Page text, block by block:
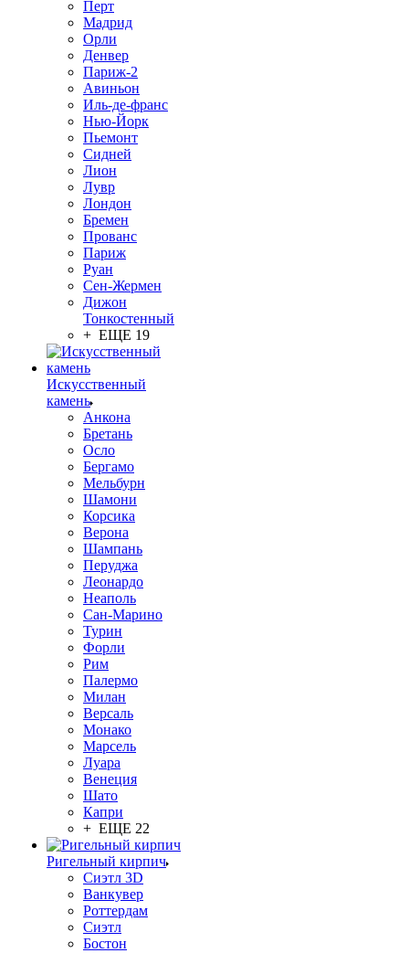
Перт
Мадрид
Орли
Денвер
Париж-2
Авиньон
Иль-де-франс
Нью-Йорк
Пьемонт
Сидней
Лион
Лувр
Лондон
Бремен
Прованс
Париж
Руан
Сен-Жермен
Дижон
Тонкостенный
+ ЕЩЕ 19
Искусственный
камень
Анкона
Бретань
Осло
Бергамо
Мельбурн
Шамони
Корсика
Верона
Шампань
Перуджа
Леонардо
Неаполь
Сан-Марино
Турин
Форли
Рим
Палермо
Милан
Версаль
Монако
Марсель
Луара
Венеция
Шато
Капри
+ ЕЩЕ 22
Ригельный кирпич
Сиэтл 3D
Ванкувер
Роттердам
Сиэтл
Бостон